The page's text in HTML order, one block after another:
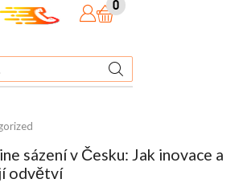
0
sázení v Česku: Jak inovace a
odvětví